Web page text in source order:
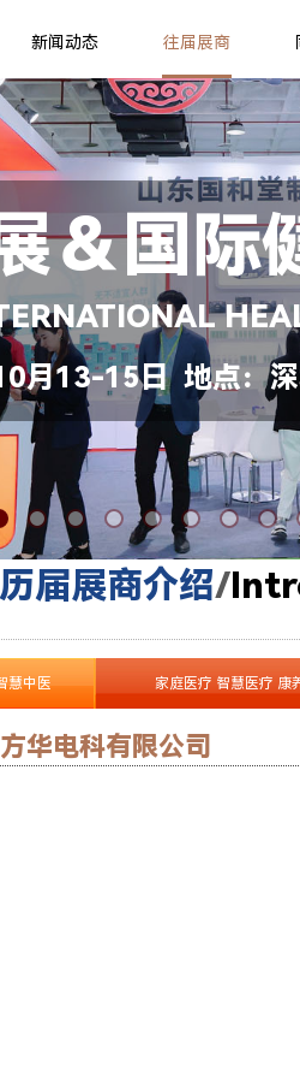
新闻动态 往届展商
＆国际
13-15日 地点：深
历届展商介绍/I
慧中医 家庭医疗 智慧医疗 康
华电科有限公司